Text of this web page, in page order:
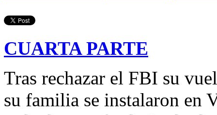
CUARTA PARTE
Tras rechazar el FBI su
su familia se instalaron en